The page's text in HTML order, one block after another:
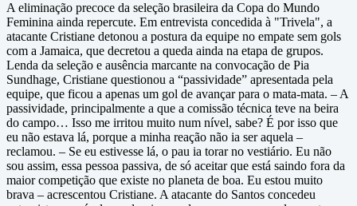
A eliminação precoce da seleção brasileira da Copa do Mundo
Feminina ainda repercute. Em entrevista concedida à "Trivela", a
atacante Cristiane detonou a postura da equipe no empate sem gols
com a Jamaica, que decretou a queda ainda na etapa de grupos.
Lenda da seleção e ausência marcante na convocação de Pia
Sundhage, Cristiane questionou a “passividade” apresentada pela
equipe, que ficou a apenas um gol de avançar para o mata-mata. – A
passividade, principalmente a que a comissão técnica teve na beira
do campo… Isso me irritou muito num nível, sabe? É por isso que
eu não estava lá, porque a minha reação não ia ser aquela –
reclamou. – Se eu estivesse lá, o pau ia torar no vestiário. Eu não
sou assim, essa pessoa passiva, de só aceitar que está saindo fora da
maior competição que existe no planeta de boa. Eu estou muito
brava – acrescentou Cristiane. A atacante do Santos concedeu